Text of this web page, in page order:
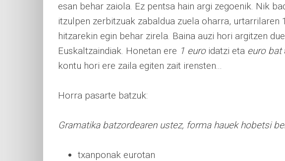
esan behar zaiola. Ez pentsa hain argi zegoenik. Nik
itzulpen zerbitzuak zabaldua zuela oharra, urtarrilaren
hitzarekin egin behar zirela. Baina auzi hori argitzen
Euskaltzaindiak. Honetan ere 1 euroidatzi eta euro bat
kontu hori ere zaila egiten zait irensten...
Horra pasarte batzuk:
Gramatika batzordearen ustez, forma hauek hobetsi
txanponak eurotan